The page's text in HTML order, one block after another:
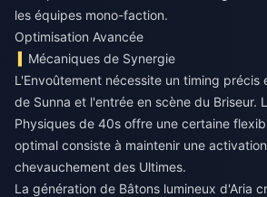
les équipes mono-faction.
Optimisation Avancée
Mécaniques de Synergie
L'Envoûtement nécessite un timing précis
de Sunna et l'entrée en scène du Briseur.
Physiques de 40s offre une certaine
optimal consiste à maintenir une
chevauchement des Ultimes.
La génération de Bâtons lumineux d'Aria